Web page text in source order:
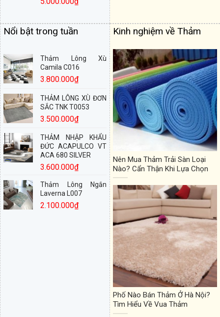
Nổi bật trong tuần
Thảm Lông Xù
Camila C016
3.800.000₫
THẢM LÔNG XÙ ĐƠN
SẮC TNK T0053
3.500.000₫
THẢM NHẬP KHẨU
ĐỨC ACAPULCO VT
ACA 680 SILVER
3.600.000₫
Thảm Lông Ngắn
Laverna L007
2.100.000₫
Kinh nghiệm về Thảm
Nên Mua Thảm Trải Sàn Loại
Nào? Cẩn Thận Khi Lựa Chọn
Phố Nào Bán Thảm Ở Hà Nội?
Tìm Hiểu Về Vua Thảm